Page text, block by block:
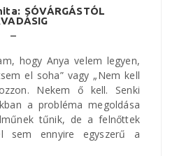
SÓVÁRGÁSTÓL
hogy Anya velem legyen,
el soha” vagy „Nem kell
Nekem ő kell. Senki
a probléma megoldása
tűnik, de a felnőttek
sem ennyire egyszerű a